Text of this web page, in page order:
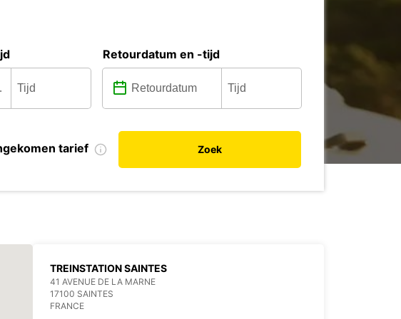
Retourdatum en -tijd
tarief Zoek
TREINSTATION SAINTES
41 AVENUE DE LA MARNE
17100 SAINTES
FRANCE